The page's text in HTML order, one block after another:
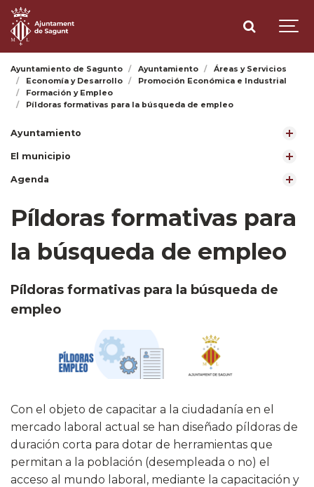
Ayuntamiento de Sagunto Ayuntamiento
Áreas y Servicios
Economía y Desarrollo
Promoción Económica e Industrial
Formación y Empleo
Píldoras formativas para la búsqueda de empleo
Ayuntamiento
El municipio
Agenda
Píldoras formativas para
la búsqueda de empleo
Píldoras formativas para la búsqueda de
empleo
Con el objeto de capacitar a la ciudadanía en el
mercado laboral actual se han diseñado píldoras de
duración corta para dotar de herramientas que
permitan a la población (desempleada o no) el
acceso al mundo laboral, mediante la capacitación y